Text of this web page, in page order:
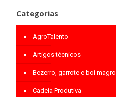
Categorias
AgroTalento
Artigos técnicos
Bezerro, garrote e boi magro
Cadeia Produtiva